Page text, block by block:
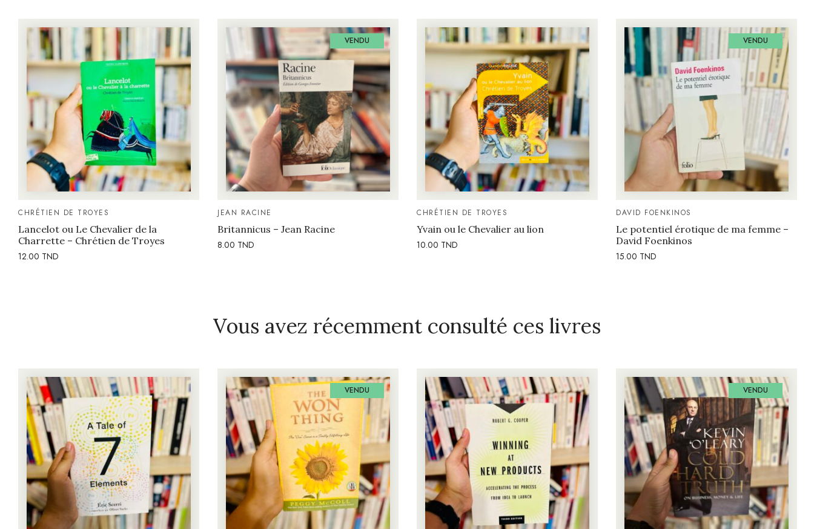
CHRÉTIEN DE TROYES
Lancelot ou Le Chevalier de la
Charrette – Chrétien de Troyes
12.00 TND
VENDU
JEAN RACINE
Britannicus – Jean Racine
8.00 TND
CHRÉTIEN DE TROYES
Yvain ou le Chevalier au lion
10.00 TND
VENDU
DAVID FOENKINOS
Le potentiel érotique de ma femme –
David Foenkinos
15.00 TND
Vous avez récemment consulté ces livres
VENDU VENDU